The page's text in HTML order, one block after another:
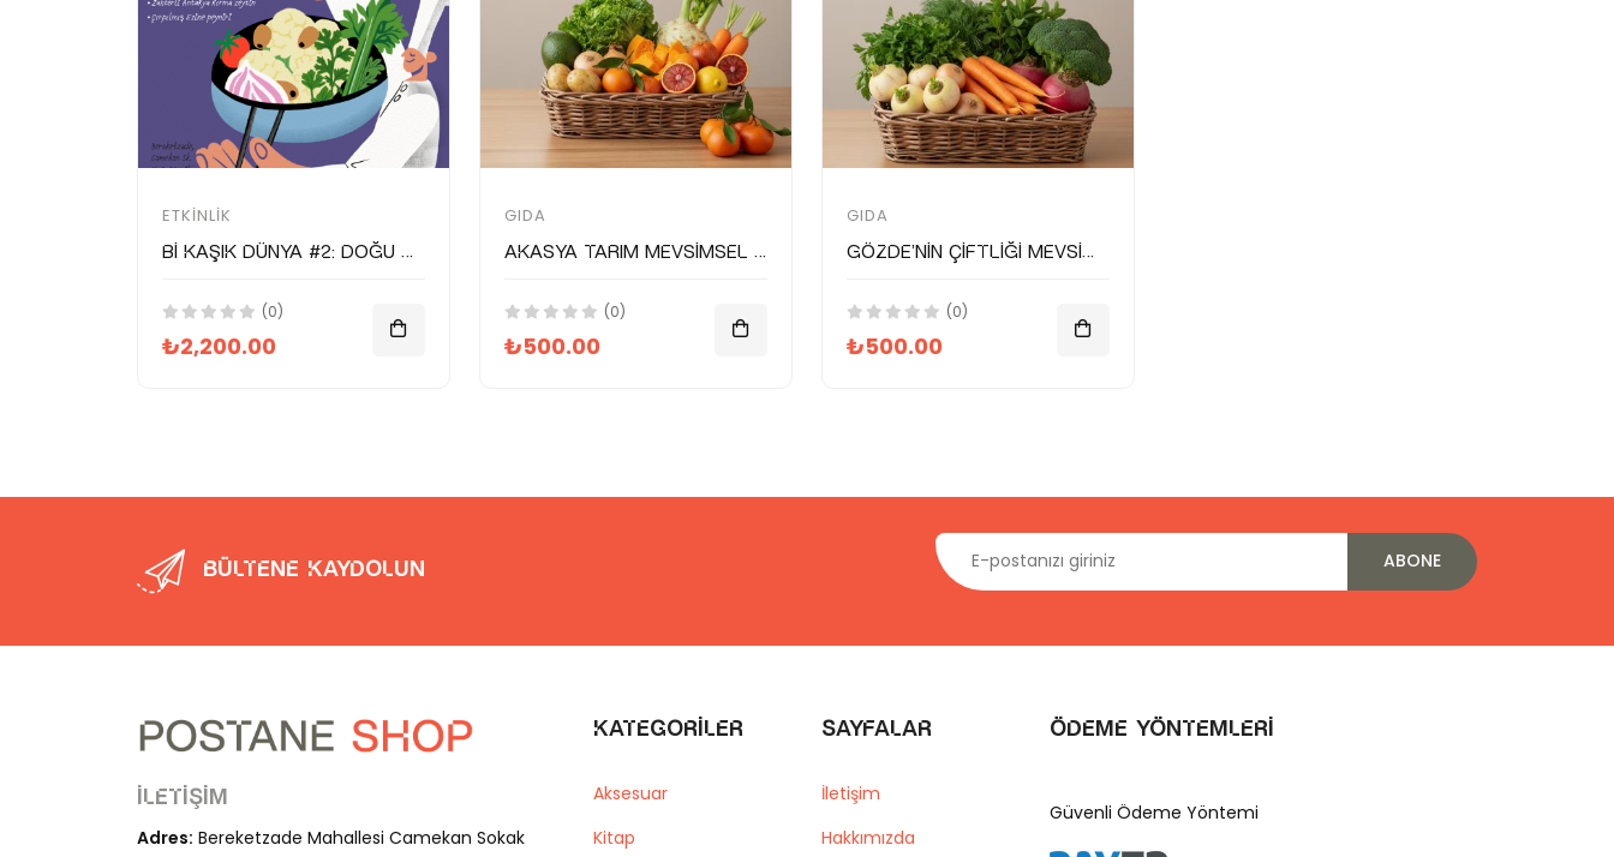
ETKINLIK
Bi Kaşık Dünya #2: Doğu Akdeniz Mutfağı Gecesi – Atlas Mühürdar x Postane
(0)
₺2,200.00
GIDA
Akasya Tarım Mevsimsel Gıda Paketi
(0)
₺500.00
GIDA
Gözde'nin Çiftliği Mevsimsel Gıda Paketi
(0)
₺500.00
Bültene kaydolun ABONE
İletişim
Adres: Bereketzade Mahallesi Camekan Sokak
Kategoriler
Aksesuar
Kitap
Sayfalar
İletişim
Hakkımızda
Ödeme Yöntemleri
Güvenli Ödeme Yöntemi